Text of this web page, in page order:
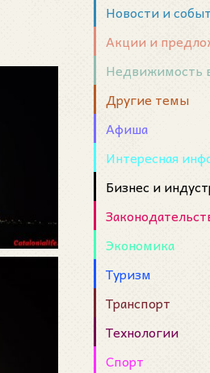
Новости и
Акции и
Недвижимость
Другие темы
Афиша
Интересная
Бизнес и
Экономика
Туризм
Транспорт
Технологии
Спорт